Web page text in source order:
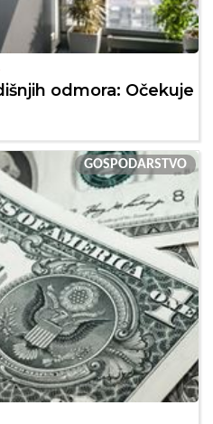
odmora: Očekuje
GOSPODARSTVO